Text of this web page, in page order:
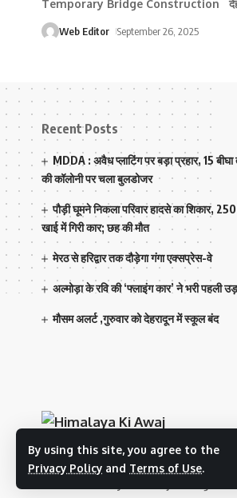
By using this site, you agree to the
Privacy Policy and Terms of Use.
Temporary Bridge Construction
Web Editor September 26, 2025
Recent Posts
MDDA : अवैध प्लाटिंग पर बड़ा प्रहार, 15
की कॉलोनी पर चला बुलडोजर
पौड़ी घूमने निकला परिवार हादसे का शिकार,
खाई में गिरी कार; छह की मौत
मेरठ से हरिद्वार तक दौड़ेगा गंगा एक्सप्रेस-वे
अल्मोड़ा के रवि की ‘फ्लाइंग कार’ ने भरी पहली
मौसम अलर्ट ,गुरुवार को देहरादून में स्कूल बंद
© 2023 Himalaya Ki Awaj. All Rights